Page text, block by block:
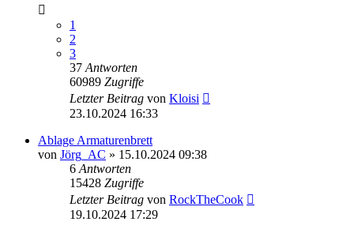
1
2
3
37 Antworten
60989 Zugriffe
Letzter Beitrag von Kloisi
23.10.2024 16:33
Ablage Armaturenbrett
von Jörg_AC » 15.10.2024 09:38
6 Antworten
15428 Zugriffe
Letzter Beitrag von RockTheCook
19.10.2024 17:29